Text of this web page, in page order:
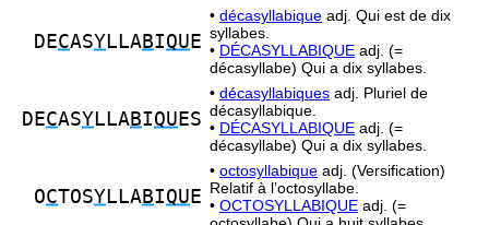
DECASYLLABIQU E
• décasyllabique adj. Qui est de dix
syllabes.
• DÉCASYLLABIQUE adj. (=
décasyllabe) Qui a dix syllabes.
DECASYLLABIQU ES
• décasyllabiques adj. Pluriel de
décasyllabique.
• DÉCASYLLABIQUE adj. (=
décasyllabe) Qui a dix syllabes.
OCTOSYLLABIQU E
• octosyllabique adj. (Versification)
Relatif à l’octosyllabe.
• OCTOSYLLABIQUE adj. (=